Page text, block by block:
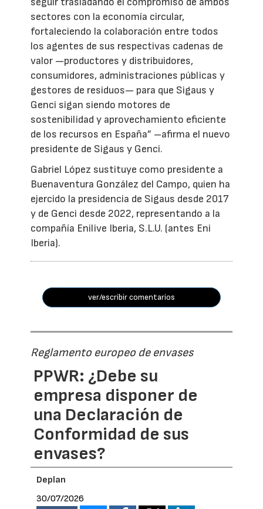
sectores con la economía circular,
fortaleciendo la colaboración entre todos
los agentes de sus respectivas cadenas de
valor —productores y distribuidores,
consumidores, administraciones públicas y
gestores de residuos— para que Sigaus y
Genci sigan siendo motores de
sostenibilidad y aprovechamiento eficiente
de los recursos en España” –afirma el nuevo
presidente de Sigaus y Genci.
Gabriel López sustituye como presidente a
Buenaventura González del Campo, quien ha
ejercido la presidencia de Sigaus desde 2017
y de Genci desde 2022, representando a la
compañía Enilive Iberia, S.L.U. (antes Eni
Iberia).
ver/escribir comentarios
Reglamento europeo de envases
PPWR: ¿Debe su
empresa disponer de
una Declaración de
Conformidad de sus
envases?
Deplan
30/07/2026